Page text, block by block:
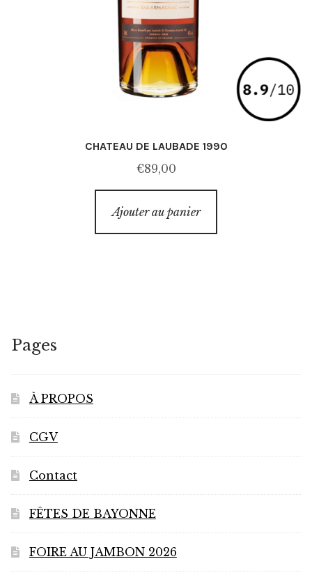
CHATEAU DE LAUBADE 1990
€89,00
Ajouter au panier
Pages
À PROPOS
CGV
Contact
FÊTES DE BAYONNE
FOIRE AU JAMBON 2026